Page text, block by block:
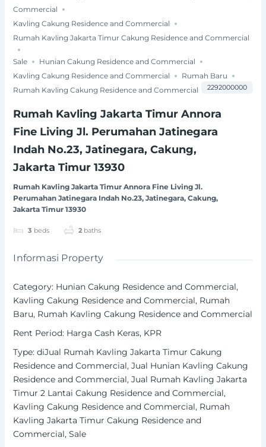
Commercial
Kavling Cakung Residence and Commercial
Rumah Kavling Jakarta Timur Cakung Residence and Commercial
Sale
Hunian Cakung Residence and Commercial
Kavling Cakung Residence and Commercial
Rumah Baru
Rumah Kavling Cakung Residence and Commercial
Rumah Kavling Jakarta Timur Annora
Fine Living Jl. Perumahan Jatinegara
Indah No.23, Jatinegara, Cakung,
Jakarta Timur 13930
Rumah Kavling Jakarta Timur Annora Fine Living Jl.
Perumahan Jatinegara Indah No.23, Jatinegara, Cakung,
Jakarta Timur 13930
3 beds 2 baths
2292000000
Informasi Property
Category: Hunian Cakung Residence and Commercial,
Kavling Cakung Residence and Commercial, Rumah
Baru, Rumah Kavling Cakung Residence and Commercial
Rent Period: Harga Cash Keras, KPR
Type: diJual Rumah Kavling Jakarta Timur Cakung
Residence and Commercial,Jual Hunian Kavling Cakung
Residence and Commercial,Jual Rumah Kavling Jakarta
Timur 2 Lantai Cakung Residence and Commercial,
Kavling Cakung Residence and Commercial, Rumah
Kavling Jakarta Timur Cakung Residence and
Commercial,Sale